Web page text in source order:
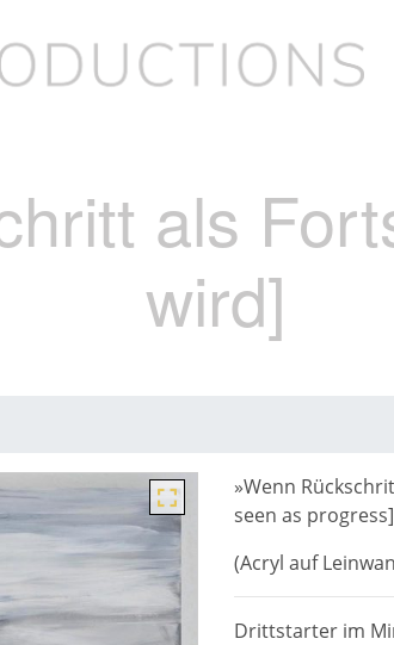
als
wird]
»Wenn
seen as progress]
(Acryl auf
Drittstarter im